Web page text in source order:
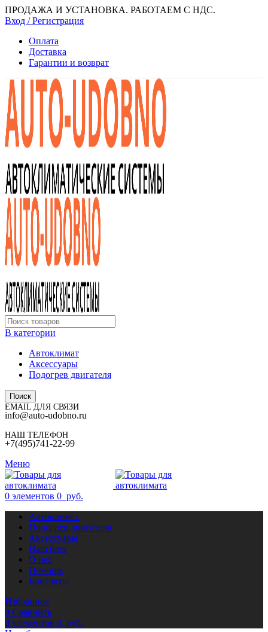
ПРОДАЖА И УСТАНОВКА. РАБОТАЕМ С НДС.
Вход / Регистрация
Оплата
Доставка
Гарантии и возврат
В категории
Автоклимат
Аксессуары
Подогрев двигателя
Поиск
EMAIL ДЛЯ СВЯЗИ
info@auto-udobno.ru
НАШ ТЕЛЕФОН
+7(495)741-22-99
Меню
0 элементов 0 руб.
Автоклимат
Подогрев двигателя
Аксессуары
Наш блог
О нас
Помощь
Контакты
Избранное
0 Сравнить
0 элементов 0 руб.